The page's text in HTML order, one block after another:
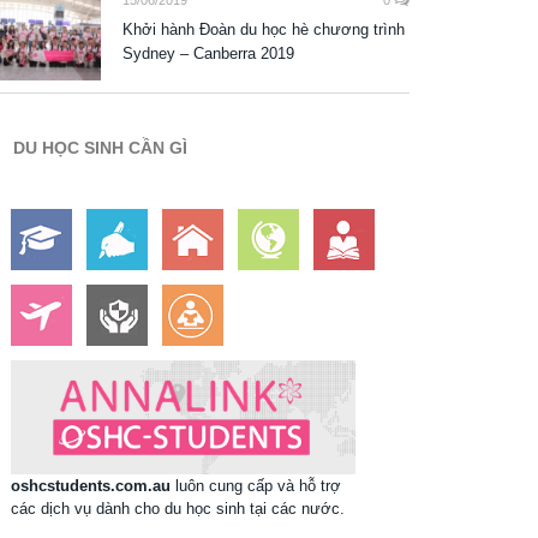
Khởi hành Đoàn du học hè chương trình
Sydney – Canberra 2019
DU HỌC SINH CẦN GÌ
oshcstudents.com.au luôn cung cấp và hỗ trợ
các dịch vụ dành cho du học sinh tại các nước.